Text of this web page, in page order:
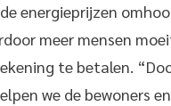
energieprijzen
meer mensen
te betalen.
we de bewoners